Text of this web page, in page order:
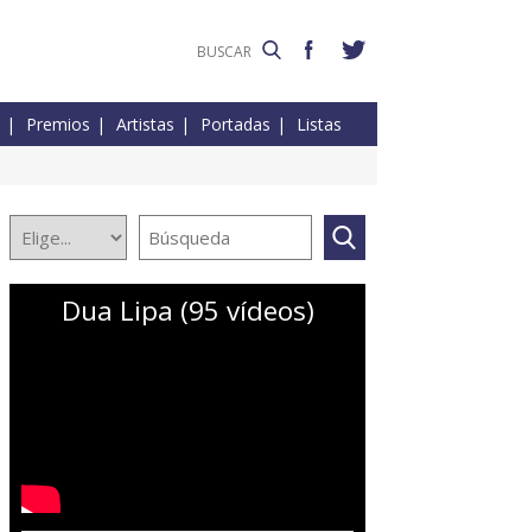
Premios Artistas Portadas Listas
Dua Lipa (95 vídeos)